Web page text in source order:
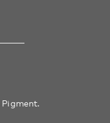
Pigment.